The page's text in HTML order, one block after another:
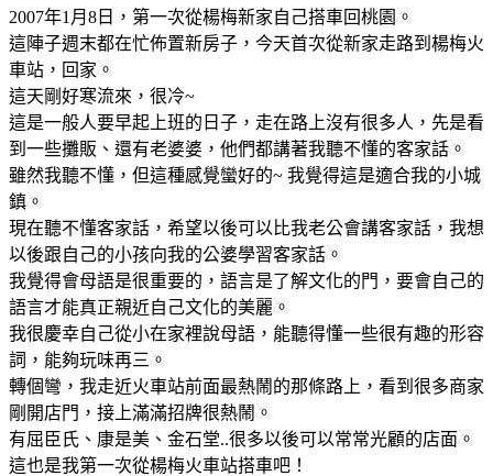
2007年1月8日，第一次從楊梅新家自己搭車回桃園。
這陣子週末都在忙佈置新房子，今天首次從新家走路到楊梅火
車站，回家。
這天剛好寒流來，很冷~
這是一般人要早起上班的日子，走在路上沒有很多人，先是看
到一些攤販、還有老婆婆，他們都講著我聽不懂的客家話。
雖然我聽不懂，但這種感覺蠻好的~ 我覺得這是適合我的小城
鎮。
現在聽不懂客家話，希望以後可以比我老公會講客家話，我想
以後跟自己的小孩向我的公婆學習客家話。
我覺得會母語是很重要的，語言是了解文化的門，要會自己的
語言才能真正親近自己文化的美麗。
我很慶幸自己從小在家裡說母語，能聽得懂一些很有趣的形容
詞，能夠玩味再三。
轉個彎，我走近火車站前面最熱鬧的那條路上，看到很多商家
剛開店門，接上滿滿招牌很熱鬧。
有屈臣氏、康是美、金石堂..很多以後可以常常光顧的店面。
這也是我第一次從楊梅火車站搭車吧！